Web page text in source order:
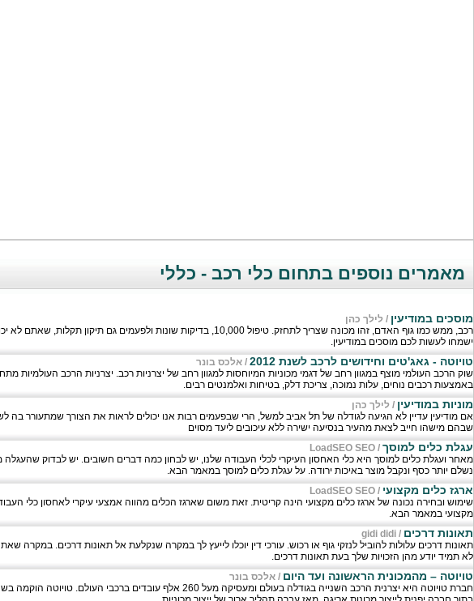
מאמרים נוספים בתחום כלי רכב - כללי
מוסכים במודיעין /לילך כהן
רכב, ממש כמו גוף האדם, זהו מכונה שצריך לתחזק. טיפול 10,000, בדיקות שונות ולפעמים גם
ישמחו לעשות לכם מוסכים במודיעין.
טויוטה - גאג'טים וחידושים לרכב לשנת 2012 /אלכס בונר
שוק הרכב העולמי מוצף במגוון רחב של דגמי מכוניות המיוחסות למגוון רחב של יצרניות רכב. יצרניות הרכב העולמיות
באמצעות רכבים נוחים, עלות נמוכה, צריכת דלק, בטיחות ואלמנטים רבים.
מוניות במודיעין /לילך כהן
אם מודיעין עדיין לא הגיעה לגודלה של תל אביב למשל, הרי שבפעמים רבות אנו יכולים לראות את הצורך שמתעורר בה
שבהם מישהו חייב לצאת מהעיר בנסיעה ישירה ללא עיכובים ליעד מסוים
עגלת כלים למוסך /
LoadSEO SEO
מאחר ועגלת כלים למוסך היא כלי האחסון העיקרי לכלי העבודה שלנו, יש לבחון כמה דברים חשובים. יש לבדוק
נשלם יותר כסף ונקבל מוצר באיכות ירודה. על עגלת כלים למוסך במאמר הבא.
ארגז כלים מקצועי /
LoadSEO SEO
שימוש ובחירה נכונה של ארגז כלים מקצועי הינה קריטית. זאת משום שארגז הכלים מהווה אמצעי עיקרי לאחסון כלי
מקצועי במאמר הבא.
תאונות דרכים /
gidi didi
תאונות דרכים עלולות להוביל לנזקי גוף או רכוש. עורכי דין יוכלו לייעץ לך במקרה שנקלעת אל תאונות דרכים.
לא תמיד יודע מהן הזכויות שלך בעת תאונות דרכים.
טויוטה – מהמכונית הראשונה ועד היום /אלכס בונר